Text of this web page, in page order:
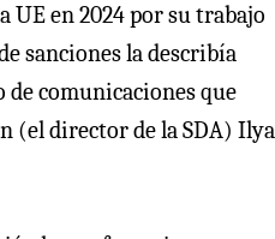
UE en 2024 por su trabajo
sanciones la describía
de comunicaciones que
(el director de la SDA) Ilya